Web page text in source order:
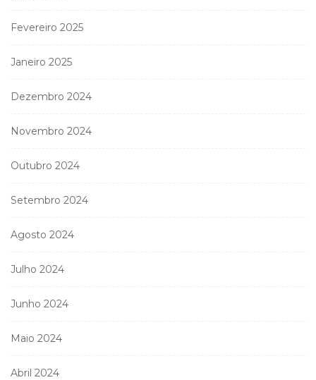
Fevereiro 2025
Janeiro 2025
Dezembro 2024
Novembro 2024
Outubro 2024
Setembro 2024
Agosto 2024
Julho 2024
Junho 2024
Maio 2024
Abril 2024